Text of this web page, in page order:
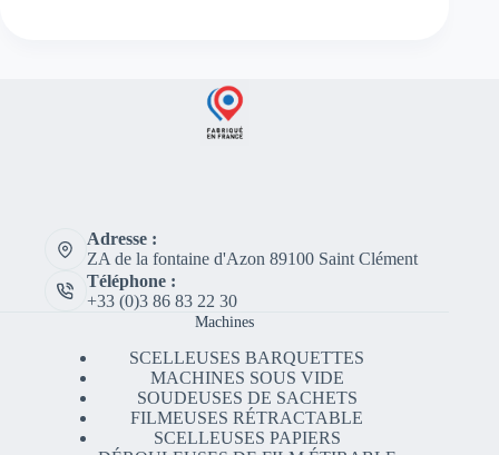
Adresse :
ZA de la fontaine d'Azon 89100 Saint Clément
Téléphone :
+33 (0)3 86 83 22 30
Machines
SCELLEUSES BARQUETTES
MACHINES SOUS VIDE
SOUDEUSES DE SACHETS
FILMEUSES RÉTRACTABLE
SCELLEUSES PAPIERS